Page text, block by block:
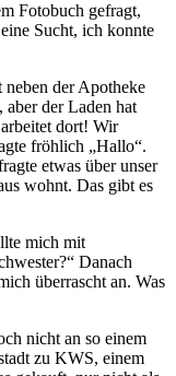
Fotobuch gefragt,
Sucht, ich konnte
der Apotheke
der Laden hat
dort! Wir
fröhlich „Hallo“.
etwas über unser
wohnt. Das gibt es
mich mit
Danach
überrascht an. Was
nicht an so einem
zu KWS, einem